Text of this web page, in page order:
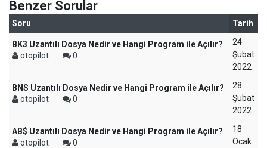
Benzer Sorular
Soru Tarih
BK3 Uzantılı Dosya Nedir ve Hangi Program ile Açılır?
otopilot
0
24
Şubat
2022
BNS Uzantılı Dosya Nedir ve Hangi Program ile Açılır?
otopilot
0
28
Şubat
2022
AB$ Uzantılı Dosya Nedir ve Hangi Program ile Açılır?
otopilot
0
18
Ocak